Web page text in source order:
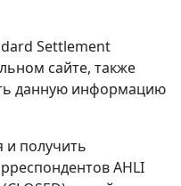
Settlement
сайте, также
данную информацию
и получить
AHLI